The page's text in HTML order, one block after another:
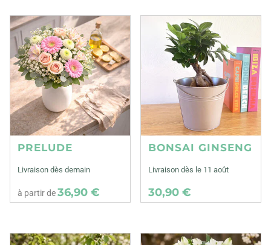
PRELUDE
Livraison dès demain
à partir de36,90 €
BONSAI GINSENG
Livraison dès le 11 août
30,90 €